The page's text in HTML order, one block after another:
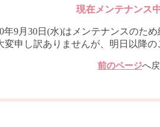
現在メンテナンス
年9月30日(水)はメンテナンスのた
変申し訳ありませんが、明日以降
前のページへ